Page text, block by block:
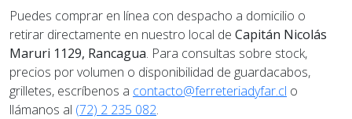
Puedes comprar en línea con despacho a domicilio o
retirar directamente en nuestro local de Capitán Nicolás
Maruri 1129, Rancagua. Para consultas sobre stock,
precios por volumen o disponibilidad de guardacabos,
grilletes, escríbenos a contacto@ferreteriadyfar.cl o
llámanos al (72) 2 235 082.